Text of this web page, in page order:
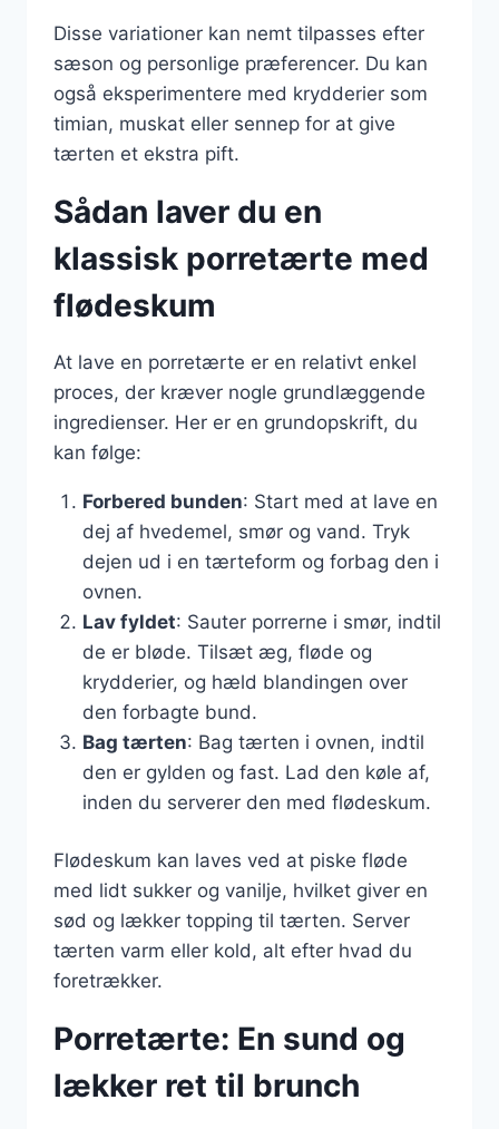
Disse variationer kan nemt tilpasses efter
sæson og personlige præferencer. Du kan
også eksperimentere med krydderier som
timian, muskat eller sennep for at give
tærten et ekstra pift.
Sådan laver du en
klassisk porretærte med
flødeskum
At lave en porretærte er en relativt enkel
proces, der kræver nogle grundlæggende
ingredienser. Her er en grundopskrift, du
kan følge:
Forbered bunden: Start med at lave en
dej af hvedemel, smør og vand. Tryk
dejen ud i en tærteform og forbag den i
ovnen.
Lav fyldet: Sauter porrerne i smør, indtil
de er bløde. Tilsæt æg, fløde og
krydderier, og hæld blandingen over
den forbagte bund.
Bag tærten: Bag tærten i ovnen, indtil
den er gylden og fast. Lad den køle af,
inden du serverer den med flødeskum.
Flødeskum kan laves ved at piske fløde
med lidt sukker og vanilje, hvilket giver en
sød og lækker topping til tærten. Server
tærten varm eller kold, alt efter hvad du
foretrækker.
Porretærte: En sund og
lækker ret til brunch